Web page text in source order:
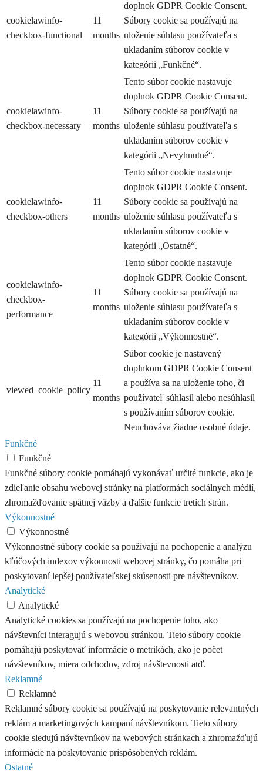
cookielawinfo-
checkbox-functional
11
months
doplnok GDPR Cookie Consent.
Súbory cookie sa používajú na
uloženie súhlasu používateľa s
ukladaním súborov cookie v
kategórii „Funkčné“.
cookielawinfo-
checkbox-necessary
11
months
Tento súbor cookie nastavuje
doplnok GDPR Cookie Consent.
Súbory cookie sa používajú na
uloženie súhlasu používateľa s
ukladaním súborov cookie v
kategórii „Nevyhnutné“.
cookielawinfo-
checkbox-others
11
months
Tento súbor cookie nastavuje
doplnok GDPR Cookie Consent.
Súbory cookie sa používajú na
uloženie súhlasu používateľa s
ukladaním súborov cookie v
kategórii „Ostatné“.
cookielawinfo-
checkbox-
performance
11
months
Tento súbor cookie nastavuje
doplnok GDPR Cookie Consent.
Súbory cookie sa používajú na
uloženie súhlasu používateľa s
ukladaním súborov cookie v
kategórii „Výkonnostné“.
viewed_cookie_policy
11
months
Súbor cookie je nastavený
doplnkom GDPR Cookie Consent
a používa sa na uloženie toho, či
používateľ súhlasil alebo nesúhlasil
s používaním súborov cookie.
Neuchováva žiadne osobné údaje.
Funkčné
Funkčné
Funkčné súbory cookie pomáhajú vykonávať určité funkcie, ako je
zdieľanie obsahu webovej stránky na platformách sociálnych médií,
zhromažďovanie spätnej väzby a ďalšie funkcie tretích strán.
Výkonnostné
Výkonnostné
Výkonnostné súbory cookie sa používajú na pochopenie a analýzu
kľúčových indexov výkonnosti webovej stránky, čo pomáha pri
poskytovaní lepšej používateľskej skúsenosti pre návštevníkov.
Analytické
Analytické
Analytické cookies sa používajú na pochopenie toho, ako
návštevníci interagujú s webovou stránkou. Tieto súbory cookie
pomáhajú poskytovať informácie o metrikách, ako je počet
návštevníkov, miera odchodov, zdroj návštevnosti atď.
Reklamné
Reklamné
Reklamné súbory cookie sa používajú na poskytovanie relevantných
reklám a marketingových kampaní návštevníkom. Tieto súbory
cookie sledujú návštevníkov na webových stránkach a zhromažďujú
informácie na poskytovanie prispôsobených reklám.
Ostatné